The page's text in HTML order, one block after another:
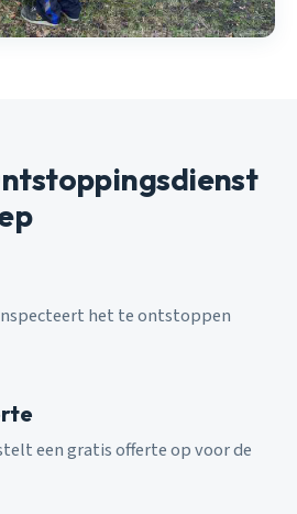
het te ontstoppen
een gratis offerte op voor de